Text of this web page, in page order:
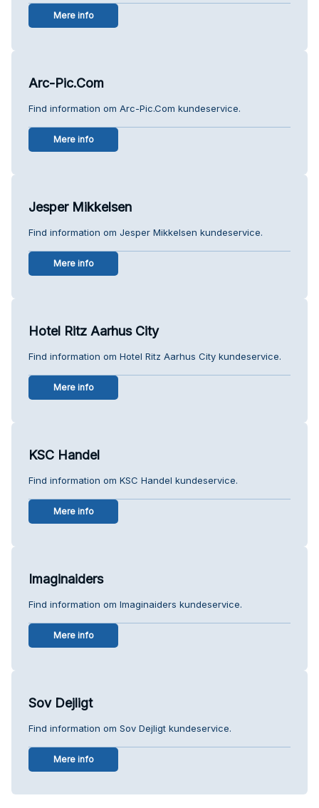
Mere info
Arc-Pic.Com
Find information om Arc-Pic.Com kundeservice.
Mere info
Jesper Mikkelsen
Find information om Jesper Mikkelsen kundeservice.
Mere info
Hotel Ritz Aarhus City
Find information om Hotel Ritz Aarhus City kundeservice.
Mere info
KSC Handel
Find information om KSC Handel kundeservice.
Mere info
Imaginaiders
Find information om Imaginaiders kundeservice.
Mere info
Sov Dejligt
Find information om Sov Dejligt kundeservice.
Mere info